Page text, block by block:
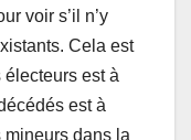
voir s’il n’y
Cela est
est à
est à
dans la